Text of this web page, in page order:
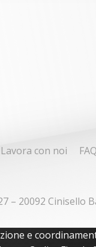
Lavora con noi FAQ
– 20092 Cinisello
e